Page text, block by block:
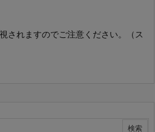
されますのでご注意ください。（ス